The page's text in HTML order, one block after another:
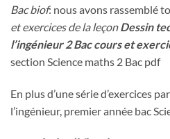
Bac biof: nous avons rassemblé
et exercices de la leçonDessin
l’ingénieur 2 Bac cours et
section Science maths 2 Bac pdf
En plus d’une série d’exercices
l’ingénieur, premier année bac